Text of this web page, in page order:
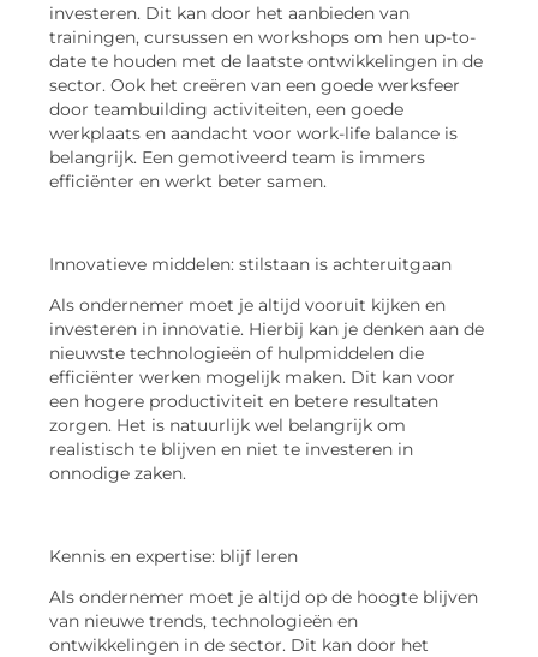
investeren. Dit kan door het aanbieden van
trainingen, cursussen en workshops om hen up-to-
date te houden met de laatste ontwikkelingen in de
sector. Ook het creëren van een goede werksfeer
door teambuilding activiteiten, een goede
werkplaats en aandacht voor work-life balance is
belangrijk. Een gemotiveerd team is immers
efficiënter en werkt beter samen.
Innovatieve middelen: stilstaan is achteruitgaan
Als ondernemer moet je altijd vooruit kijken en
investeren in innovatie. Hierbij kan je denken aan de
nieuwste technologieën of hulpmiddelen die
efficiënter werken mogelijk maken. Dit kan voor
een hogere productiviteit en betere resultaten
zorgen. Het is natuurlijk wel belangrijk om
realistisch te blijven en niet te investeren in
onnodige zaken.
Kennis en expertise: blijf leren
Als ondernemer moet je altijd op de hoogte blijven
van nieuwe trends, technologieën en
ontwikkelingen in de sector. Dit kan door het